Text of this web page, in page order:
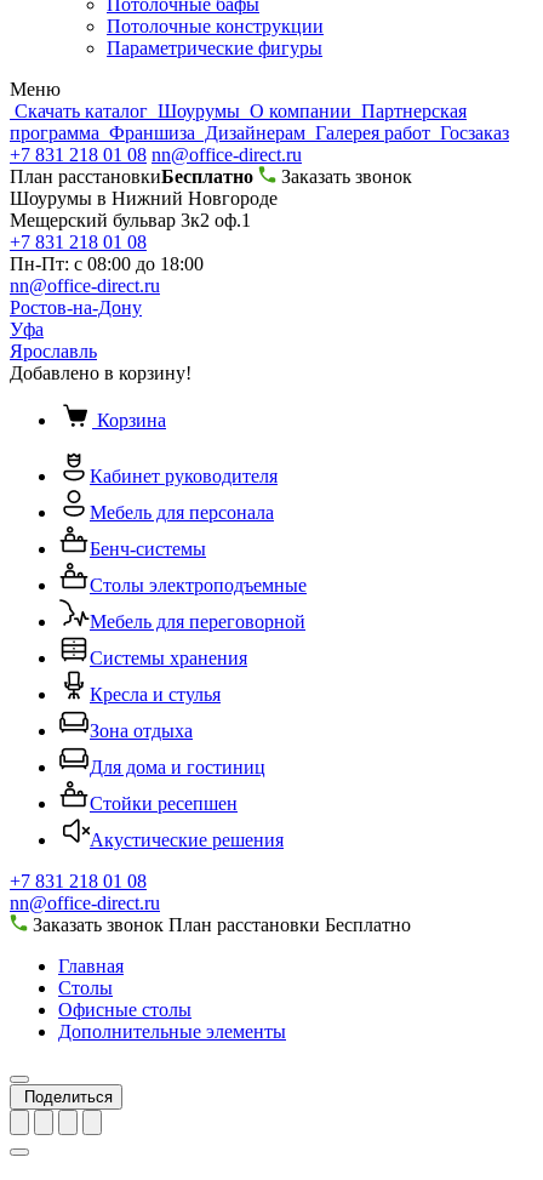
Потолочные конструкции
Параметрические фигуры
Меню
Скачать каталог Шоурумы О компании Партнерская
программа Франшиза Дизайнерам Галерея работ Госзаказ
+7 831 218 01 08 nn@office-direct.ru
План расстановкиБесплатно
Заказать звонок
Шоурумы в Нижний Новгороде
Мещерский бульвар 3к2 оф.1
+7 831 218 01 08
Пн-Пт: с 08:00 до 18:00
nn@office-direct.ru
Ростов-на-Дону
Уфа
Ярославль
Добавлено в корзину!
Корзина
Кабинет руководителя
Мебель для персонала
Бенч-системы
Столы электроподъемные
Мебель для переговорной
Системы хранения
Кресла и стулья
Зона отдыха
Для дома и гостиниц
Стойки ресепшен
Акустические решения
+7 831 218 01 08
nn@office-direct.ru
Заказать звонок План расстановки Бесплатно
Главная
Столы
Офисные столы
Дополнительные элементы
Поделиться